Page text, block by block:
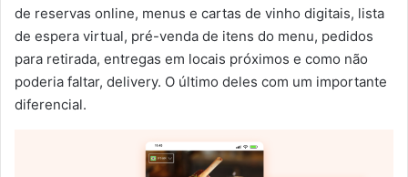
de reservas online, menus e cartas de vinho digitais, lista
de espera virtual, pré-venda de itens do menu, pedidos
para retirada, entregas em locais próximos e como não
poderia faltar, delivery. O último deles com um importante
diferencial.